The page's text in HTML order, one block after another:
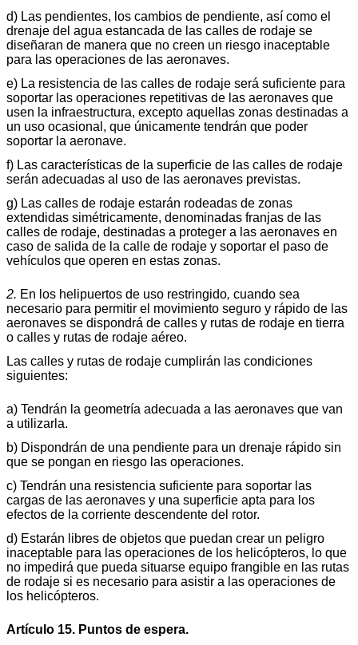
d) Las pendientes, los cambios de pendiente, así como el
drenaje del agua estancada de las calles de rodaje se
diseñaran de manera que no creen un riesgo inaceptable
para las operaciones de las aeronaves.
e) La resistencia de las calles de rodaje será suficiente para
soportar las operaciones repetitivas de las aeronaves que
usen la infraestructura, excepto aquellas zonas destinadas a
un uso ocasional, que únicamente tendrán que poder
soportar la aeronave.
f) Las características de la superficie de las calles de rodaje
serán adecuadas al uso de las aeronaves previstas.
g) Las calles de rodaje estarán rodeadas de zonas
extendidas simétricamente, denominadas franjas de las
calles de rodaje, destinadas a proteger a las aeronaves en
caso de salida de la calle de rodaje y soportar el paso de
vehículos que operen en estas zonas.
2. En los helipuertos de uso restringido, cuando sea
necesario para permitir el movimiento seguro y rápido de las
aeronaves se dispondrá de calles y rutas de rodaje en tierra
o calles y rutas de rodaje aéreo.
Las calles y rutas de rodaje cumplirán las condiciones
siguientes:
a) Tendrán la geometría adecuada a las aeronaves que van
a utilizarla.
b) Dispondrán de una pendiente para un drenaje rápido sin
que se pongan en riesgo las operaciones.
c) Tendrán una resistencia suficiente para soportar las
cargas de las aeronaves y una superficie apta para los
efectos de la corriente descendente del rotor.
d) Estarán libres de objetos que puedan crear un peligro
inaceptable para las operaciones de los helicópteros, lo que
no impedirá que pueda situarse equipo frangible en las rutas
de rodaje si es necesario para asistir a las operaciones de
los helicópteros.
Artículo 15. Puntos de espera.